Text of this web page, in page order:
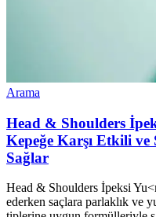
Arama
Head & Shoulders
Kepeğe Karşı Etkili ve
Sağlar
Head & Shoulders İpeksi
ederken saçlara parlaklık ve